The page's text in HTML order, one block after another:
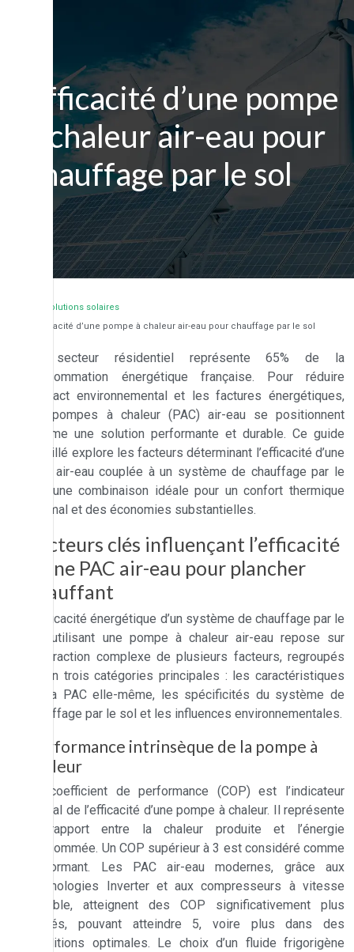
Efficacité d’une pompe
à chaleur air-eau pour
chauffage par le sol
Solutions solaires
/ Efficacité d’une pompe à chaleur air-eau pour chauffage par le sol
Le secteur résidentiel représente 65% de la
consommation énergétique française. Pour réduire
l’impact environnemental et les factures énergétiques,
les pompes à chaleur (PAC) air-eau se positionnent
comme une solution performante et durable. Ce guide
détaillé explore les facteurs déterminant l’efficacité d’une
PAC air-eau couplée à un système de chauffage par le
sol, une combinaison idéale pour un confort thermique
optimal et des économies substantielles.
Facteurs clés influençant l’efficacité
d’une PAC air-eau pour plancher
chauffant
L’efficacité énergétique d’un système de chauffage par le
sol utilisant une pompe à chaleur air-eau repose sur
l’interaction complexe de plusieurs facteurs, regroupés
ici en trois catégories principales : les caractéristiques
de la PAC elle-même, les spécificités du système de
chauffage par le sol et les influences environnementales.
Performance intrinsèque de la pompe à
chaleur
Le coefficient de performance (COP) est l’indicateur
crucial de l’efficacité d’une pompe à chaleur. Il représente
le rapport entre la chaleur produite et l’énergie
consommée. Un COP supérieur à 3 est considéré comme
performant. Les PAC air-eau modernes, grâce aux
technologies Inverter et aux compresseurs à vitesse
variable, atteignent des COP significativement plus
élevés, pouvant atteindre 5, voire plus dans des
conditions optimales. Le choix d’un fluide frigorigène